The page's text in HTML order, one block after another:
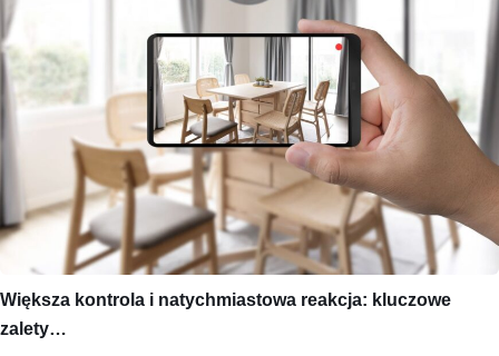
Większa kontrola i natychmiastowa reakcja: kluczowe
zalety…